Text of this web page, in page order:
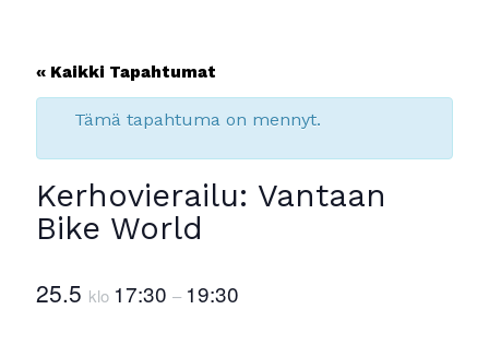
« Kaikki Tapahtumat
Tämä tapahtuma on mennyt.
Kerhovierailu: Vantaan
Bike World
25.5 klo 17:30– 19:30